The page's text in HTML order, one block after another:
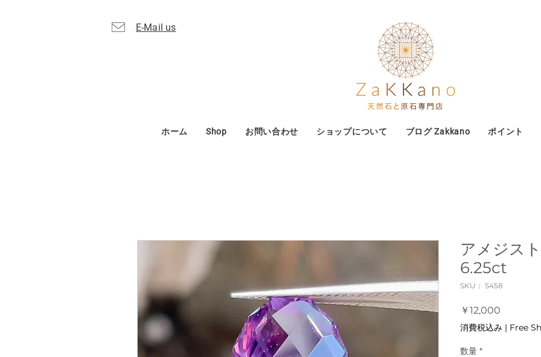
E-Mail us
ホーム Shop お問い合わせ ショップについて ブログ Zakkano ポイント
アメジス
6.25ct
SKU： S458
￥12,000
格
消費税込み | Free
数量 *